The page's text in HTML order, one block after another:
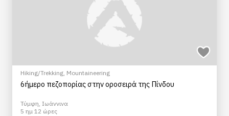
Hiking/Trekking, Mountaineering
6ήμερο πεζοπορίας στην οροσειρά της Πίνδου
Τύμφη, Ιωάννινα
5 ημ 12 ώρες